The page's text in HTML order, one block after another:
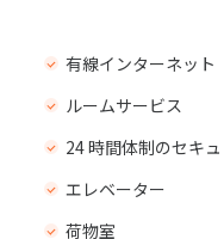
有線インターネット
ルームサービス
24 時間体制のセキ
エレベーター
荷物室